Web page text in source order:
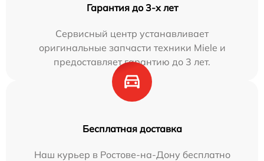
Гарантия до 3-х лет
Сервисный центр устанавливает
оригинальные запчасти техники Miele и
предоставляет гарантию до 3 лет.
Бесплатная доставка
Наш курьер в Ростове-на-Дону бесплатно